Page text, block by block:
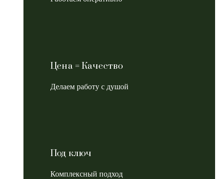
Цена = Качество
Делаем работу с душой
Под ключ
Комплексный подход